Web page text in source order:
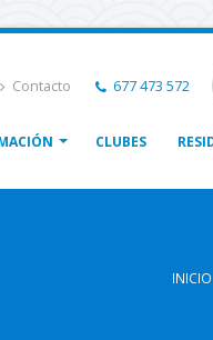
Contacto 677 473 572
CLUBES
INICIO